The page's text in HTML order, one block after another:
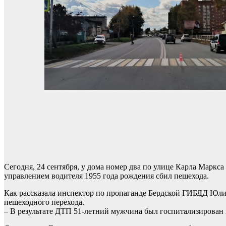
Сегодня, 24 сентября, у дома номер два по улице Карла
управлением водителя 1955 года рождения сбил пешехода.
Как рассказала инспектор по пропаганде Бердской ГИБДД
пешеходного перехода.
– В результате ДТП 51-летний мужчина был госпитализирован